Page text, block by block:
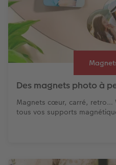
Des magnets photo à
Magnets cœur, carré, retro…
tous vos supports